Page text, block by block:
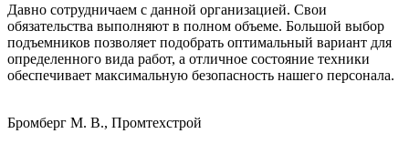
Давно сотрудничаем с данной организацией. Свои
обязательства выполняют в полном объеме. Большой выбор
подъемников позволяет подобрать оптимальный вариант для
определенного вида работ, а отличное состояние техники
обеспечивает максимальную безопасность нашего персонала.
Бромберг М. В., Промтехстрой